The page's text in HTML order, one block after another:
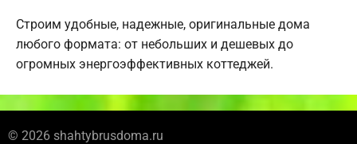
Строим удобные, надежные, оригинальные дома
любого формата: от небольших и дешевых до
огромных энергоэффективных коттеджей.
© 2026 shahtybrusdoma.ru